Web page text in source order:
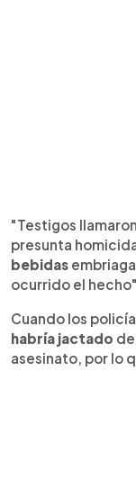
"Testigos
presunta
bebidas
ocurrido el
Cuando los
habría jactado
asesinato, por lo